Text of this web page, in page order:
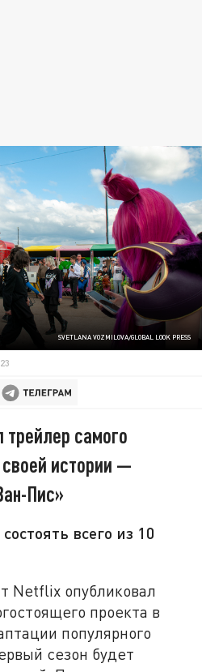
SVETLANA VOZMILOVA/GLOBAL LOOK PRESS
самого
истории —
Пис»
всего из 10
Netflix опубликовал
проекта в
популярного
сезон будет